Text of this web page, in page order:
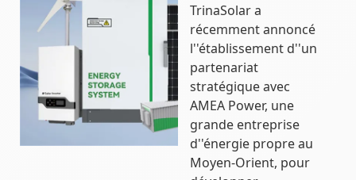
TrinaSolar a
récemment annoncé
l''établissement d''un
partenariat
stratégique avec
AMEA Power, une
grande entreprise
d''énergie propre au
Moyen-Orient, pour